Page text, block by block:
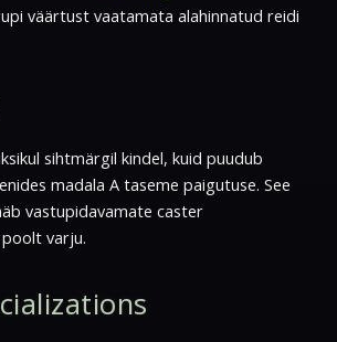
väärtust vaatamata alahinnatud reidi
sihtmärgil kindel, kuid puudub
madala A taseme paigutuse. See
vastupidavamate caster
varju.